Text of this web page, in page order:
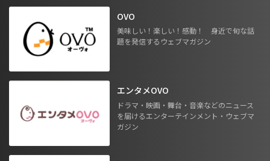
OVO
美味しい！楽しい！感動！ 身近で旬な話
題を発信するウェブマガジン
エンタメOVO
ドラマ・映画・舞台・音楽などのニュース
を届けるエンターテインメント・ウェブマ
ガジン